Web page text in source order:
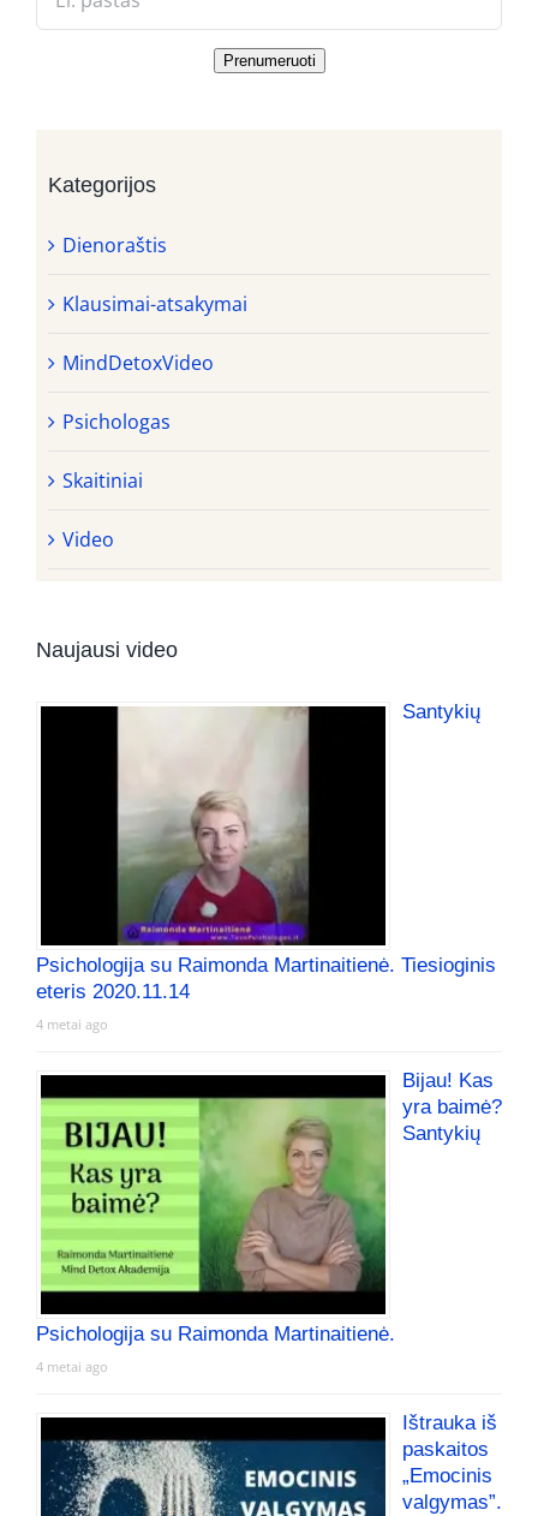
Prenumeruoti
Kategorijos
Dienoraštis
Klausimai-atsakymai
MindDetoxVideo
Psichologas
Skaitiniai
Video
Naujausi video
Santykių
Psichologija su Raimonda Martinaitienė. Tiesioginis
eteris 2020.11.14
4 metai ago
Bijau! Kas
yra baimė?
Santykių
Psichologija su Raimonda Martinaitienė.
4 metai ago
Ištrauka iš
paskaitos
„Emocinis
valgymas”.